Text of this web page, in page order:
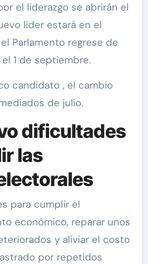
el liderazgo se abrirán el
líder estará en el
Parlamento regrese de
1 de septiembre.
candidato , el cambio
de julio.
dificultades
las
para cumplir el
económico, reparar unos
y aliviar el costo
por repetidos